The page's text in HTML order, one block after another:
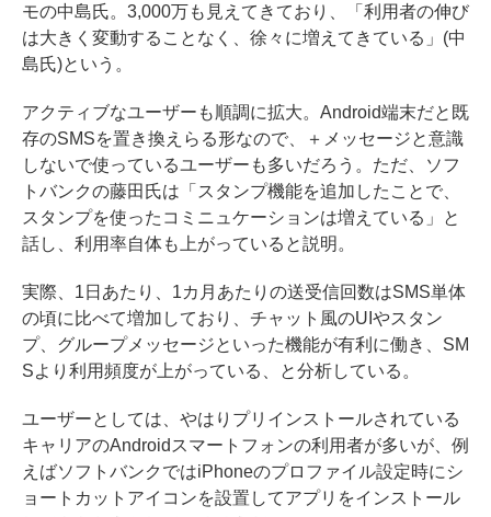
モの中島氏。3,000万も見えてきており、「利用者の伸び
は大きく変動することなく、徐々に増えてきている」(中
島氏)という。
アクティブなユーザーも順調に拡大。Android端末だと既
存のSMSを置き換えらる形なので、＋メッセージと意識
しないで使っているユーザーも多いだろう。ただ、ソフ
トバンクの藤田氏は「スタンプ機能を追加したことで、
スタンプを使ったコミニュケーションは増えている」と
話し、利用率自体も上がっていると説明。
実際、1日あたり、1カ月あたりの送受信回数はSMS単体
の頃に比べて増加しており、チャット風のUIやスタン
プ、グループメッセージといった機能が有利に働き、SM
Sより利用頻度が上がっている、と分析している。
ユーザーとしては、やはりプリインストールされている
キャリアのAndroidスマートフォンの利用者が多いが、例
えばソフトバンクではiPhoneのプロファイル設定時にシ
ョートカットアイコンを設置してアプリをインストール